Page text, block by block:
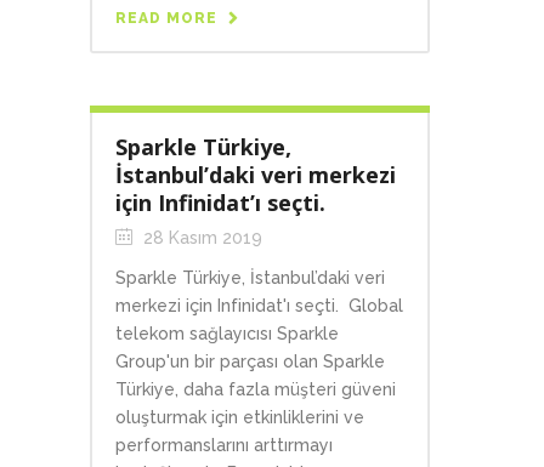
READ MORE
Sparkle Türkiye,
İstanbul’daki veri merkezi
için Infinidat’ı seçti.
28 Kasım 2019
Sparkle Türkiye, İstanbul’daki veri
merkezi için Infinidat'ı seçti. Global
telekom sağlayıcısı Sparkle
Group'un bir parçası olan Sparkle
Türkiye, daha fazla müşteri güveni
oluşturmak için etkinliklerini ve
performanslarını arttırmayı